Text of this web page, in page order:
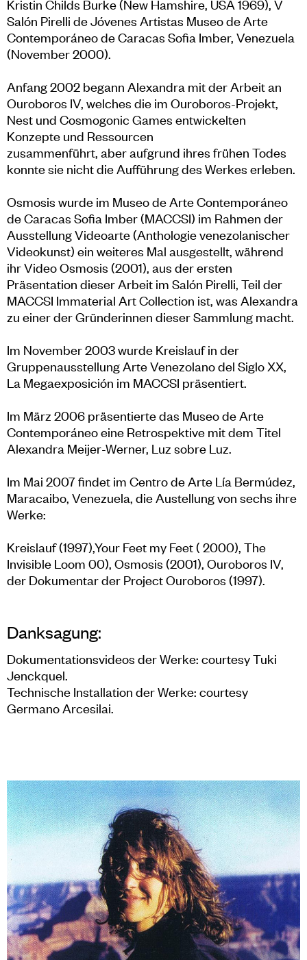
Kristin Childs Burke (New Hamshire, USA 1969), V
Salón Pirelli de Jóvenes Artistas Museo de Arte
Contemporáneo de Caracas Sofia Imber, Venezuela
(November 2000).
Anfang 2002 begann Alexandra mit der Arbeit an
Ouroboros IV, welches die im Ouroboros-Projekt,
Nest und Cosmogonic Games entwickelten
Konzepte und Ressourcen
zusammenführt, aber aufgrund ihres frühen Todes
konnte sie nicht die Aufführung des Werkes erleben.
Osmosis wurde im Museo de Arte Contemporáneo
de Caracas Sofia Imber (MACCSI) im Rahmen der
Ausstellung Videoarte (Anthologie venezolanischer
Videokunst) ein weiteres Mal ausgestellt, während
ihr Video Osmosis (2001), aus der ersten
Präsentation dieser Arbeit im Salón Pirelli, Teil der
MACCSI Immaterial Art Collection ist, was Alexandra
zu einer der Gründerinnen dieser Sammlung macht.
Im November 2003 wurde Kreislauf in der
Gruppenausstellung Arte Venezolano del Siglo XX,
La Megaexposición im MACCSI präsentiert.
Im März 2006 präsentierte das Museo de Arte
Contemporáneo eine Retrospektive mit dem Titel
Alexandra Meijer-Werner, Luz sobre Luz.
Im Mai 2007 findet im Centro de Arte Lía Bermúdez,
Maracaibo, Venezuela, die Austellung von sechs ihre
Werke:
Kreislauf (1997),Your Feet my Feet ( 2000), The
Invisible Loom 00), Osmosis (2001), Ouroboros IV,
der Dokumentar der Project Ouroboros (1997).
Danksagung:
Dokumentationsvideos der Werke: courtesy Tuki
Jenckquel.
Technische Installation der Werke: courtesy
Germano Arcesilai.